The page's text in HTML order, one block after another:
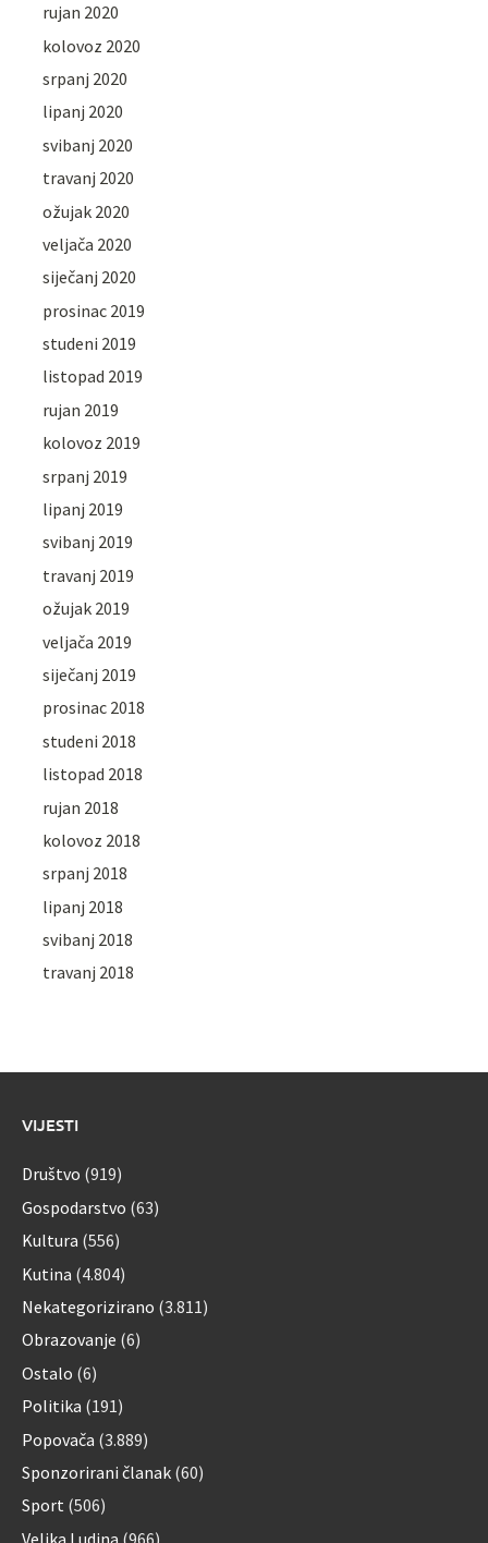
rujan 2020
kolovoz 2020
srpanj 2020
lipanj 2020
svibanj 2020
travanj 2020
ožujak 2020
veljača 2020
siječanj 2020
prosinac 2019
studeni 2019
listopad 2019
rujan 2019
kolovoz 2019
srpanj 2019
lipanj 2019
svibanj 2019
travanj 2019
ožujak 2019
veljača 2019
siječanj 2019
prosinac 2018
studeni 2018
listopad 2018
rujan 2018
kolovoz 2018
srpanj 2018
lipanj 2018
svibanj 2018
travanj 2018
VIJESTI
Društvo (919)
Gospodarstvo (63)
Kultura (556)
Kutina (4.804)
Nekategorizirano (3.811)
Obrazovanje (6)
Ostalo (6)
Politika (191)
Popovača (3.889)
Sponzorirani članak (60)
Sport (506)
Velika Ludina (966)